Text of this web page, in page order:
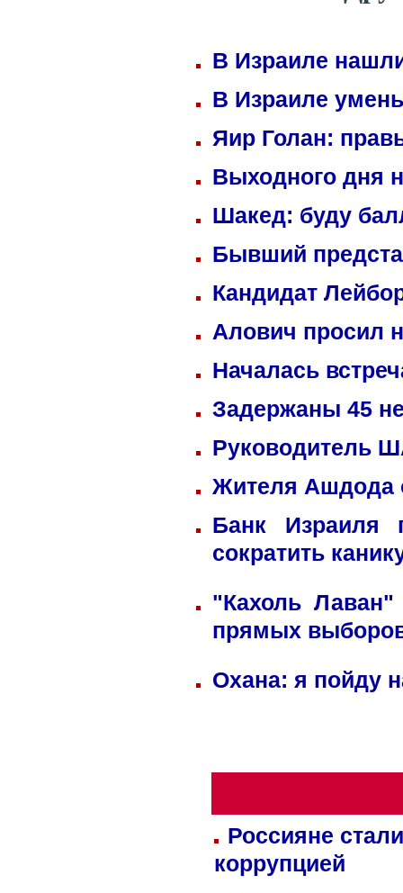
В Израиле
В Израиле
Яир Голан:
Выходного дня
Шакед: буду
Бывший
Кандидат
Алович просил
Началась
Задержаны 45
Руководитель
Жителя Ашдода
Банк Израиля
сократить
"Кахоль
прямых
Охана: я пойду
Россияне
коррупцией